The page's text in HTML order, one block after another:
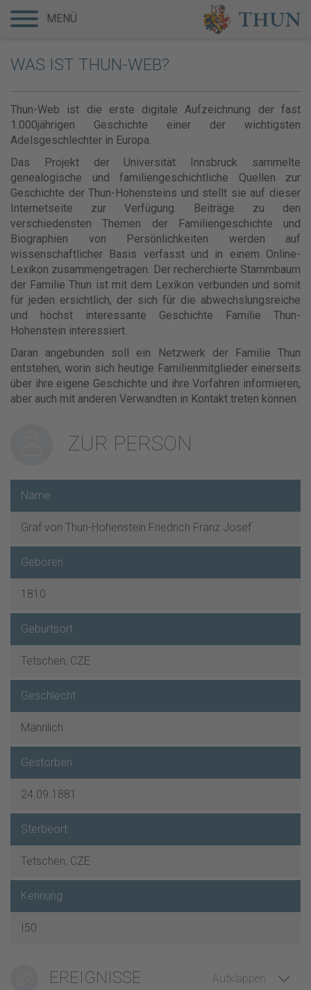
WAS IST THUN-WEB?
Thun-Web ist die erste digitale Aufzeichnung der fast
1.000jährigen Geschichte einer der wichtigsten
Adelsgeschlechter in Europa.
Das Projekt der Universität Innsbruck sammelte
genealogische und familiengeschichtliche Quellen zur
Geschichte der Thun-Hohensteins und stellt sie auf dieser
Internetseite zur Verfügung. Beiträge zu den
verschiedensten Themen der Familiengeschichte und
Biographien von Persönlichkeiten werden auf
wissenschaftlicher Basis verfasst und in einem Online-
Lexikon zusammengetragen. Der recherchierte Stammbaum
der Familie Thun ist mit dem Lexikon verbunden und somit
für jeden ersichtlich, der sich für die abwechslungsreiche
und höchst interessante Geschichte Familie Thun-
Hohenstein interessiert.
Daran angebunden soll ein Netzwerk der Familie Thun
entstehen, worin sich heutige Familienmitglieder einerseits
über ihre eigene Geschichte und ihre Vorfahren informieren,
aber auch mit anderen Verwandten in Kontakt treten können.
ZUR PERSON
Name
Graf von Thun-Hohenstein Friedrich Franz Josef
Geboren
1810
Geburtsort
Tetschen, CZE
Geschlecht
Männlich
Gestorben
24.09.1881
Sterbeort
Tetschen, CZE
Kennung
I50
EREIGNISSE Aufklappen
MENÜ